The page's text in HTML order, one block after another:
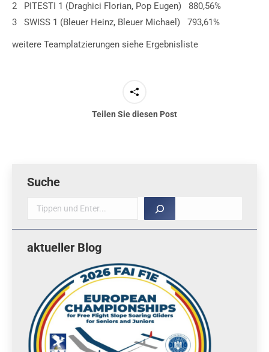
2 PITESTI 1 (Draghici Florian, Pop Eugen) 880,56%
3 SWISS 1 (Bleuer Heinz, Bleuer Michael) 793,61%
weitere Teamplatzierungen siehe Ergebnisliste
Teilen Sie diesen Post
Suche
Suche
aktueller Blog